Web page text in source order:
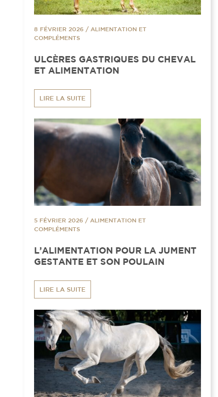
8 FÉVRIER 2026 / ALIMENTATION ET
COMPLÉMENTS
ULCÈRES GASTRIQUES DU CHEVAL
ET ALIMENTATION
LIRE LA SUITE
5 FÉVRIER 2026 / ALIMENTATION ET
COMPLÉMENTS
L’ALIMENTATION POUR LA JUMENT
GESTANTE ET SON POULAIN
LIRE LA SUITE